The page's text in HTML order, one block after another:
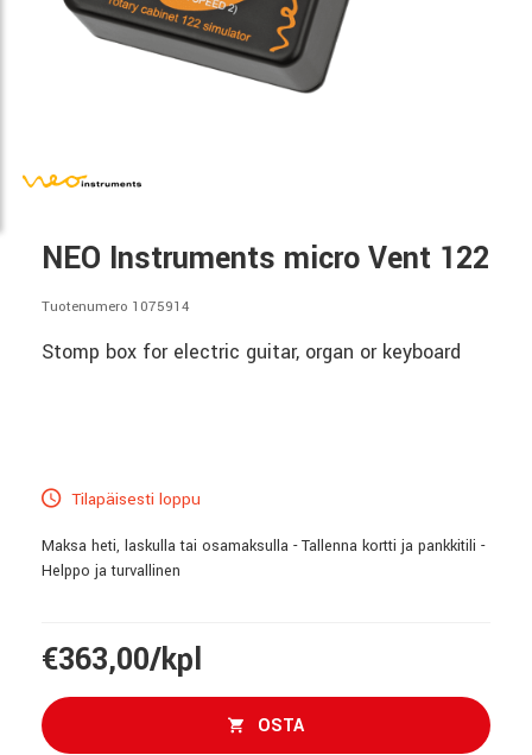
NEO Instruments micro Vent 122
Tuotenumero 1075914
Stomp box for electric guitar, organ or keyboard
Tilapäisesti loppu
Maksa heti, laskulla tai osamaksulla - Tallenna kortti ja pankkitili -
Helppo ja turvallinen
€363,00/kpl
OSTA